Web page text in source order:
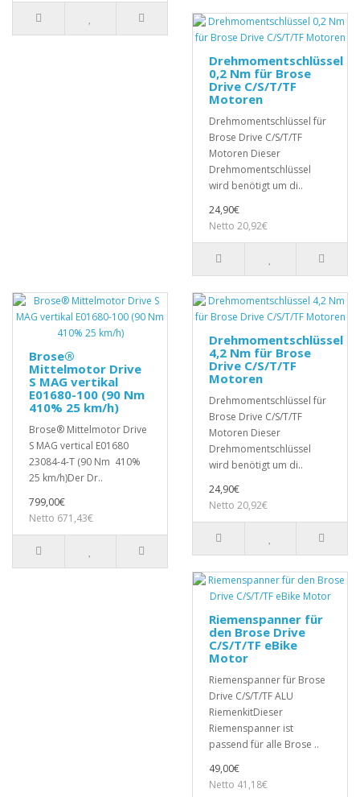
Drehmomentschlüssel
0,2 Nm für Brose
Drive C/S/T/TF
Motoren
Drehmomentschlüssel für
Brose Drive C/S/T/TF
Motoren Dieser
Drehmomentschlüssel
wird benötigt um di..
24,90€
Netto 20,92€
Brose®
Mittelmotor Drive
S MAG vertikal
E01680-100 (90 Nm
410% 25 km/h)
Brose® Mittelmotor Drive
S MAG vertical E01680
23084-4-T (90 Nm 410%
25 km/h)Der Dr..
799,00€
Netto 671,43€
Drehmomentschlüssel
4,2 Nm für Brose
Drive C/S/T/TF
Motoren
Drehmomentschlüssel für
Brose Drive C/S/T/TF
Motoren Dieser
Drehmomentschlüssel
wird benötigt um di..
24,90€
Netto 20,92€
Riemenspanner für
den Brose Drive
C/S/T/TF eBike
Motor
Riemenspanner für Brose
Drive C/S/T/TF ALU
RiemenkitDieser
Riemenspanner ist
passend für alle Brose ..
49,00€
Netto 41,18€